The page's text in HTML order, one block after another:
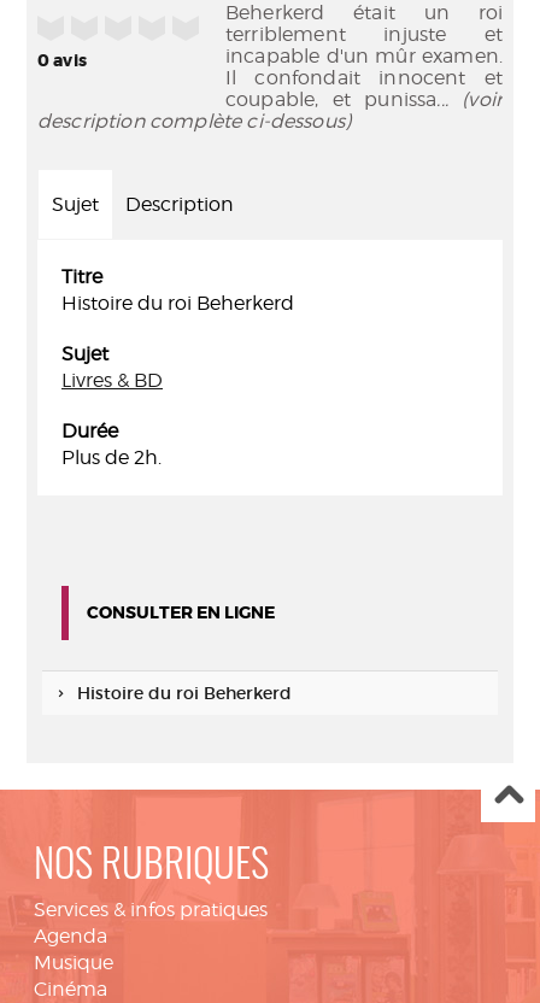
0avis
Beherkerd était un roi
terriblement injuste et
incapable d'un mûr examen.
Il confondait innocent et
coupable, et punissa... (voir
description complète ci-dessous)
Sujet Description
Titre
Histoire du roi Beherkerd
Sujet
Livres & BD
Durée
Plus de 2h.
CONSULTER EN LIGNE
Histoire du roi Beherkerd
NOS RUBRIQUES
Services & infos pratiques
Agenda
Musique
Cinéma